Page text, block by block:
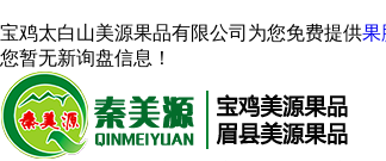
宝鸡太白山美源果品有限公司为您免费提供果
您暂无新询盘信息！